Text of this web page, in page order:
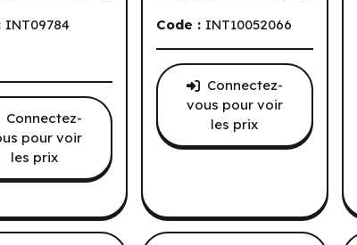
INT09784
Connectez-
pour voir
les prix
Code : INT10052066
Connectez-
vous pour voir
les prix